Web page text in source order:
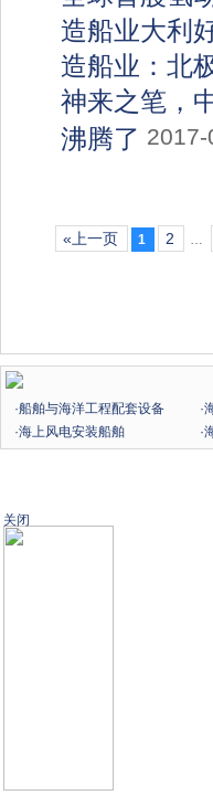
关闭
造船业大利
造船业：北
神来之笔，
沸腾了
«上一页 1 2 …
·船舶与海洋工程配套设备 ·
·海上风电安装船舶
·